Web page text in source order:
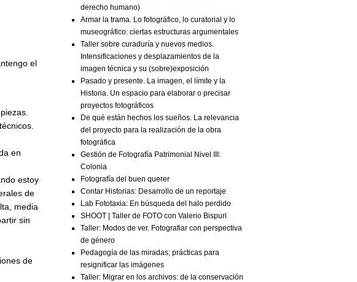
el
en
estoy
de
media
sin
de
derecho humano)
Armar la trama. Lo fotográfico, lo curatorial y lo
museográfico: ciertas estructuras argumentales
Taller sobre curaduría y nuevos medios.
Intensificaciones y desplazamientos de la
imagen técnica y su (sobre)exposición
Pasado y presente. La imagen, el límite y la
Historia. Un espacio para elaborar o precisar
proyectos fotográficos
De qué están hechos los sueños. La relevancia
del proyecto para la realización de la obra
fotográfica
Gestión de Fotografía Patrimonial Nivel III:
Colonia
Fotografía del buen querer
Contar Historias: Desarrollo de un reportaje
Lab Fototaxia: En búsqueda del halo perdido
SHOOT | Taller de FOTO con Valerio Bispuri
Taller: Modos de ver. Fotografiar con perspectiva
de género
Pedagogía de las miradas; prácticas para
resignificar las imágenes
Taller: Migrar en los archivos: de la conservación